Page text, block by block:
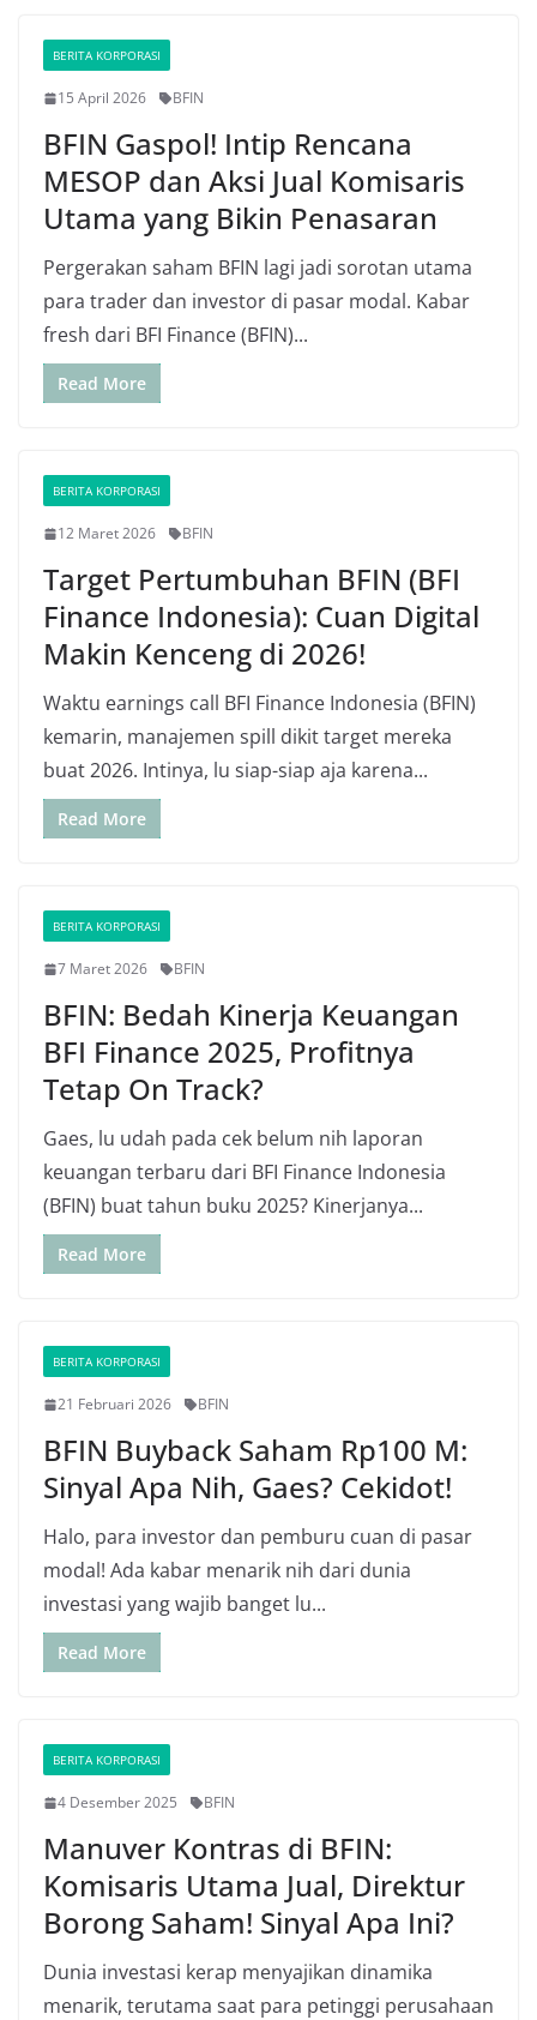
BERITA KORPORASI
15 April 2026 BFIN
BFIN Gaspol! Intip Rencana
MESOP dan Aksi Jual Komisaris
Utama yang Bikin Penasaran
Pergerakan saham BFIN lagi jadi sorotan utama
para trader dan investor di pasar modal. Kabar
fresh dari BFI Finance (BFIN)...
Read More
BERITA KORPORASI
12 Maret 2026 BFIN
Target Pertumbuhan BFIN (BFI
Finance Indonesia): Cuan Digital
Makin Kenceng di 2026!
Waktu earnings call BFI Finance Indonesia (BFIN)
kemarin, manajemen spill dikit target mereka
buat 2026. Intinya, lu siap-siap aja karena...
Read More
BERITA KORPORASI
7 Maret 2026 BFIN
BFIN: Bedah Kinerja Keuangan
BFI Finance 2025, Profitnya
Tetap On Track?
Gaes, lu udah pada cek belum nih laporan
keuangan terbaru dari BFI Finance Indonesia
(BFIN) buat tahun buku 2025? Kinerjanya...
Read More
BERITA KORPORASI
21 Februari 2026 BFIN
BFIN Buyback Saham Rp100 M:
Sinyal Apa Nih, Gaes? Cekidot!
Halo, para investor dan pemburu cuan di pasar
modal! Ada kabar menarik nih dari dunia
investasi yang wajib banget lu...
Read More
BERITA KORPORASI
4 Desember 2025 BFIN
Manuver Kontras di BFIN:
Komisaris Utama Jual, Direktur
Borong Saham! Sinyal Apa Ini?
Dunia investasi kerap menyajikan dinamika
menarik, terutama saat para petinggi perusahaan